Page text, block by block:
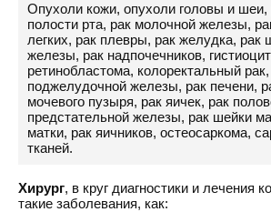
Опухоли кожи, опухоли головы и шеи,
полости рта, рак молочной железы,
легких, рак плевры, рак желудка, рак
железы, рак надпочечников,
ретинобластома, колоректальный
поджелудочной железы, рак печени,
мочевого пузыря, рак яичек, рак
предстательной железы, рак шейки
матки, рак яичников, остеосаркома,
тканей.
Хирург, в круг диагностики и лечения
такие заболевания, как: